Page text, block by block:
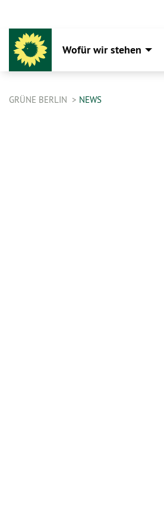
Wofür wir stehen
GRÜNE BERLIN NEWS